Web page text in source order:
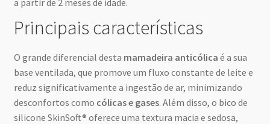
a partir de 2 meses de idade.
Principais características
O grande diferencial desta mamadeira anticólica é a sua
base ventilada, que promove um fluxo constante de leite e
reduz significativamente a ingestão de ar, minimizando
desconfortos como cólicas e gases. Além disso, o bico de
silicone SkinSoft® oferece uma textura macia e sedosa,